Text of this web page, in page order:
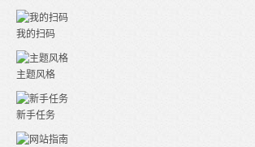
我的扫码
主题风格
新手任务